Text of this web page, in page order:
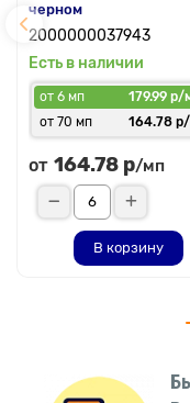
черном
2000000037943
Есть в наличии
от 6 мп
179.99 р/
от 70 мп
164.78
от 164.78 р/мп
В корзину